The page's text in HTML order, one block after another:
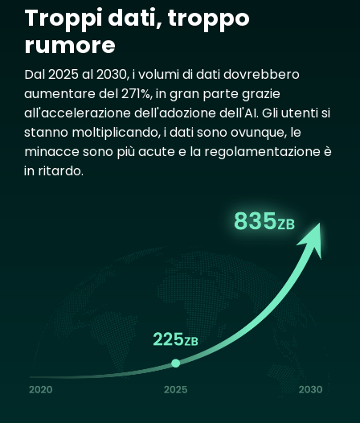
Troppi dati, troppo
rumore
Dal 2025 al 2030, i volumi di dati dovrebbero
aumentare del 271%, in gran parte grazie
all'accelerazione dell'adozione dell'AI. Gli utenti si
stanno moltiplicando, i dati sono ovunque, le
minacce sono più acute e la regolamentazione è
in ritardo.